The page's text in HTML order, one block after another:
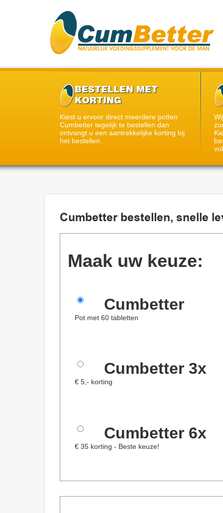
BESTELLEN MET
KORTING
Kiest u ervoor direct meerdere potten
Cumbetter tegelijk te bestellen dan
ontvangt u een aantrekkelijke korting bij
het bestellen.
Cumbetter bestellen, snelle
Maak uw keuze:
Cumbetter
Pot met 60 tabletten
Cumbetter 3x
€ 5,- korting
Cumbetter 6x
€ 35 korting - Beste keuze!